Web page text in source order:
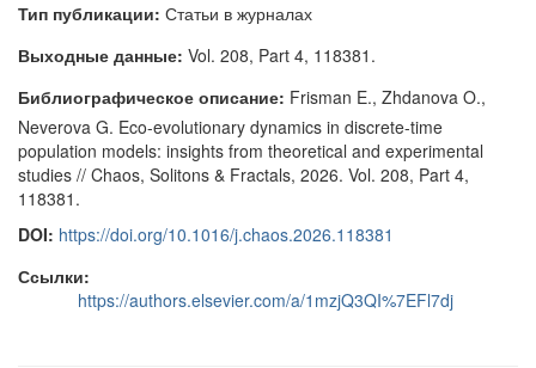
Тип публикации: Статьи в журналах
Выходные данные: Vol. 208, Part 4, 118381.
Библиографическое описание: Frisman E., Zhdanova O.,
Neverova G. Eco-evolutionary dynamics in discrete-time
population models: insights from theoretical and experimental
studies // Chaos, Solitons & Fractals, 2026. Vol. 208, Part 4,
118381.
DOI: https://doi.org/10.1016/j.chaos.2026.118381
Ссылки:
https://authors.elsevier.com/a/1mzjQ3QI%7EFl7dj